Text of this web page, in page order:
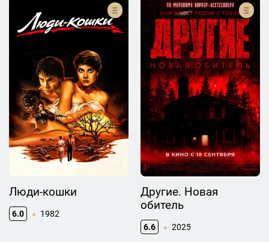
Люди-кошки
6.0 1982
Другие. Новая
обитель
6.6 2025